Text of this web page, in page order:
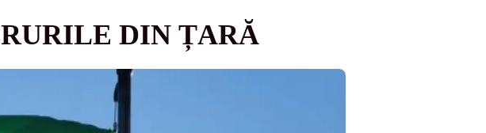
DIN ȚARĂ